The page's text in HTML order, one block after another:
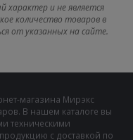
характер и не является
количество товаров в
от указанных на сайте.
магазина Мирэкс
В нашем каталоге вы
техническими
с доставкой по